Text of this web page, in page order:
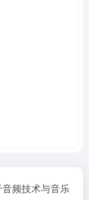
音频技术与音乐